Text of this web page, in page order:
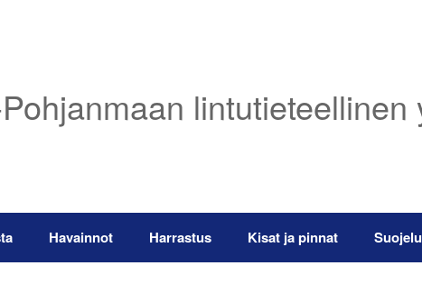
Havainnot Harrastus Kisat ja pinnat